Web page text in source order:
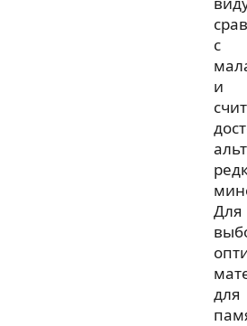
с
и
Для
для